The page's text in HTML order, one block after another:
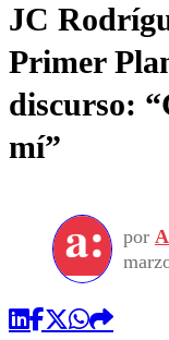
JC
Primer
discurso:
mí”
por